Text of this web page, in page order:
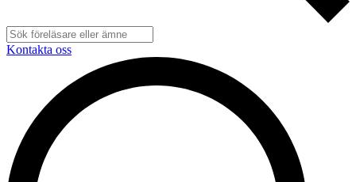
Kontakta oss